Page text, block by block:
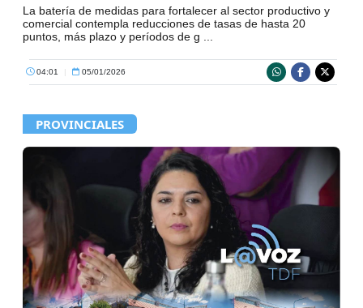
La batería de medidas para fortalecer al sector productivo y
comercial contempla reducciones de tasas de hasta 20
puntos, más plazo y períodos de g ...
04:01 | 05/01/2026
PROVINCIALES